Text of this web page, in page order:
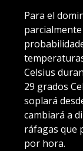
Para el
Celsius
29 grados
soplará
cambiará a
ráfagas que
por hora.